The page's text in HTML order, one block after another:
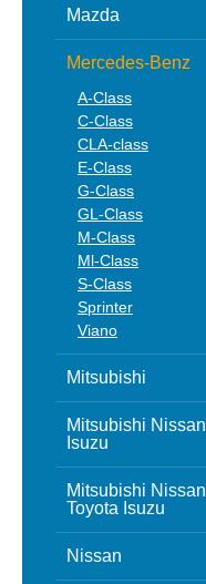
Mazda
Mercedes-Benz
A-Class
C-Class
CLA-class
E-Class
G-Class
GL-Class
M-Class
Ml-Class
S-Class
Sprinter
Viano
Mitsubishi
Mitsubishi Nissan
Isuzu
Mitsubishi Nissan
Toyota Isuzu
Nissan